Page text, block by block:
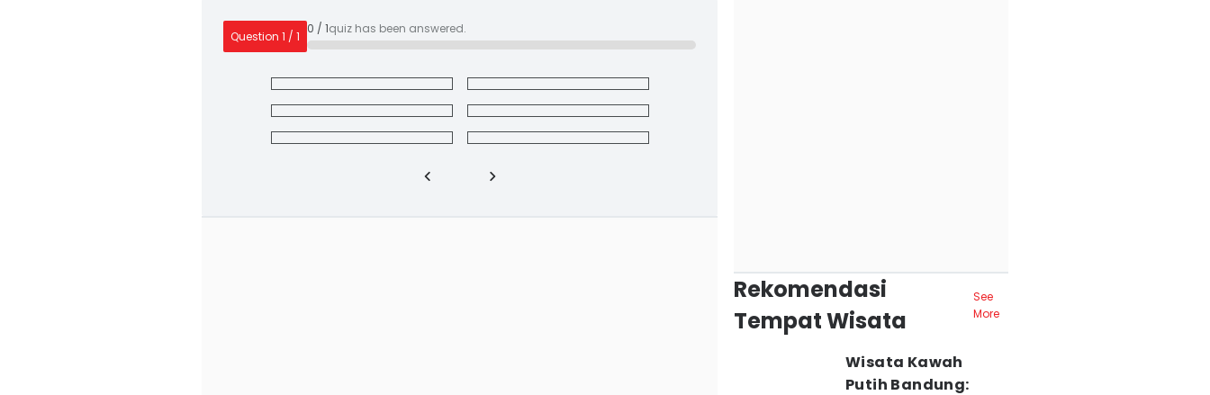
Question 1 / 1
0 / 1quiz has been answered.
Rekomendasi
Tempat Wisata
See
More
Wisata Kawah
Putih Bandung: